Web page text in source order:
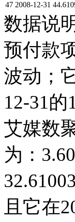
47 2008-12-31
数据说
预付款
波动；
12-31
艾媒数
为：
且它在